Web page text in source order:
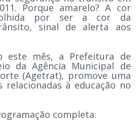
Porque amarelo? A cor
por ser a cor da
sinal de alerta aos
este mês, a Prefeitura de
da Agência Municipal de
(Agetrat), promove uma
relacionadas à educação no
completa: